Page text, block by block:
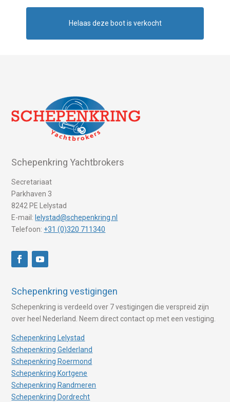
Helaas deze boot is verkocht
Schepenkring Yachtbrokers
Secretariaat
Parkhaven 3
8242 PE Lelystad
E-mail: lelystad@schepenkring.nl
Telefoon: +31 (0)320 711340
Schepenkring vestigingen
Schepenkring is verdeeld over 7 vestigingen die verspreid zijn
over heel Nederland. Neem direct contact op met een vestiging.
Schepenkring Lelystad
Schepenkring Gelderland
Schepenkring Roermond
Schepenkring Kortgene
Schepenkring Randmeren
Schepenkring Dordrecht